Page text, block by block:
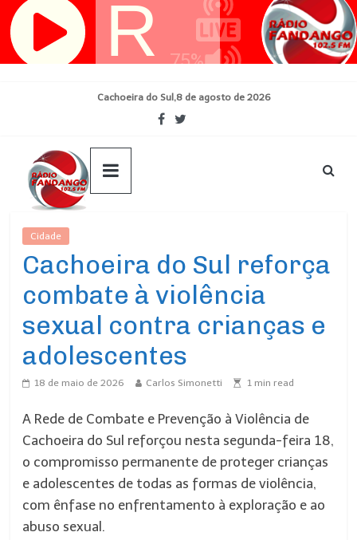
Pular
para
Cachoeira do Sul,8 de agosto de 2026
Cidade
Cachoeira do Sul reforça
combate à violência
sexual contra crianças e
adolescentes
18 de maio de 2026 Carlos Simonetti 1 min read
A Rede de Combate e Prevenção à Violência de
Cachoeira do Sul reforçou nesta segunda-feira 18,
o compromisso permanente de proteger crianças
e adolescentes de todas as formas de violência,
com ênfase no enfrentamento à exploração e ao
abuso sexual.